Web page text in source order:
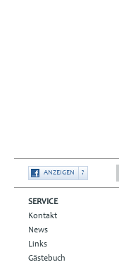
ANZEIGEN ?
SERVICE
Kontakt
News
Links
Gästebuch